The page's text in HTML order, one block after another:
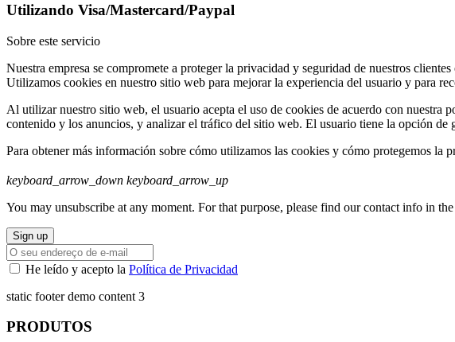
Utilizando Visa/Mastercard/Paypal
Sobre este servicio
Nuestra empresa se compromete a proteger la privacidad y seguridad de nuestros
Utilizamos cookies en nuestro sitio web para mejorar la experiencia del usuario y para
Al utilizar nuestro sitio web, el usuario acepta el uso de cookies de acuerdo con nuestra
contenido y los anuncios, y analizar el tráfico del sitio web. El usuario tiene la opción
Para obtener más información sobre cómo utilizamos las cookies y cómo protegemos la
keyboard_arrow_down keyboard_arrow_up
You may unsubscribe at any moment. For that purpose, please find our contact info in
He leído y acepto la Política de Privacidad
static footer demo content 3
PRODUTOS